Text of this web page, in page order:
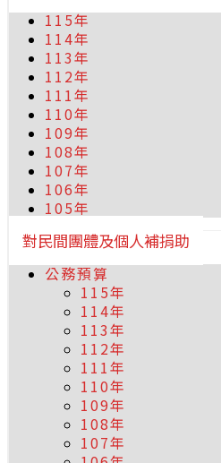
115年
114年
113年
112年
111年
110年
109年
108年
107年
106年
105年
對民間團體及個人補捐助
公務預算
115年
114年
113年
112年
111年
110年
109年
108年
107年